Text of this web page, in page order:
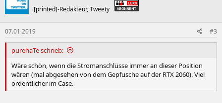
[printed]-Redakteur, Tweety
07.01.2019 #3
purehaTe schrieb:
Wäre schön, wenn die Stromanschlüsse immer an dieser Position
wären (mal abgesehen von dem Gepfusche auf der RTX 2060). Viel
ordentlicher im Case.